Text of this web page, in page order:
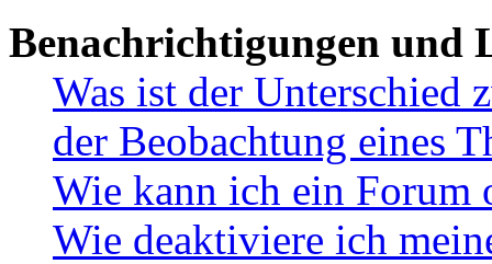
Benachrichtigungen und
Was ist der Unterschied
der Beobachtung eines
Wie kann ich ein Forum
Wie deaktiviere ich